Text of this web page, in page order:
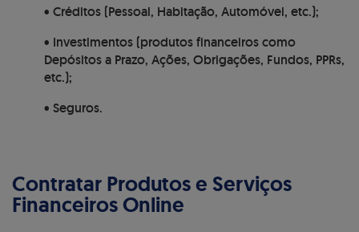
• Créditos (Pessoal, Habitação, Automóvel, etc.);
• Investimentos (produtos financeiros como
Depósitos a Prazo, Ações, Obrigações, Fundos, PPRs,
etc.);
• Seguros.
Contratar Produtos e Serviços
Financeiros Online